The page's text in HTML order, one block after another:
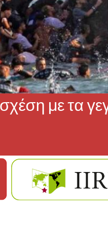
με τα